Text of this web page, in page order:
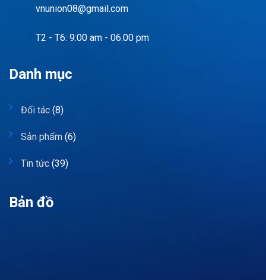
vnunion08@gmail.com
T2 - T6: 9:00 am - 06.00 pm
Danh mục
Đối tác (8)
Sản phẩm (6)
Tin tức (39)
Bản đồ